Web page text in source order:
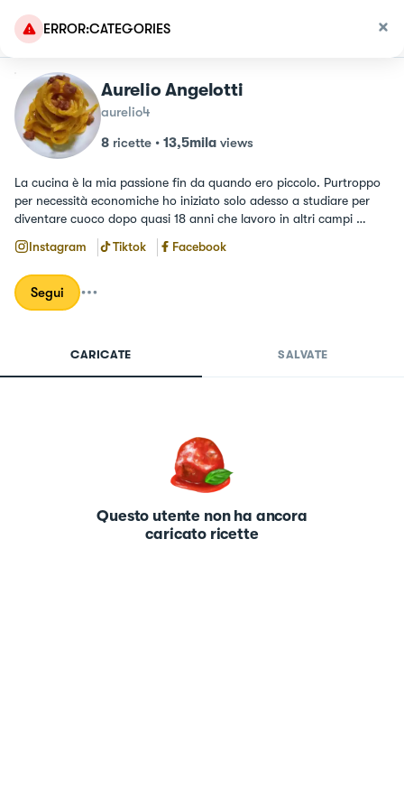
ERROR:CATEGORIES
Aurelio Angelotti
aurelio4
8 ricette • 13,5mila views
La cucina è la mia passione fin da quando ero piccolo. Purtroppo
per necessità economiche ho iniziato solo adesso a studiare per
diventare cuoco dopo quasi 18 anni che lavoro in altri campi
inerenti alla cucina,spero che i miei piatti possano ispirarvi ed
emozionarvi come hanno fatto con me. ❤️
Instagram Tiktok Facebook
Segui
CARICATE SALVATE
Questo utente non ha ancora
caricato ricette